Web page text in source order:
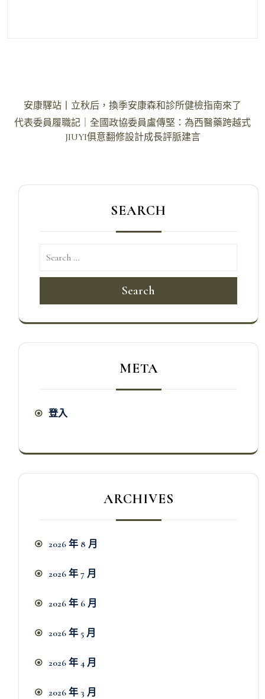
章
安康驛站丨立秋后，換季安康森和診所健檢指南來了
代表委員履職記｜全國政協委員盧傳堅：為西醫藥跨越式
JIUYI俱意翻修設計成長評脈建言
SEARCH
Search
META
登入
ARCHIVES
2026 年 8 月
2026 年 7 月
2026 年 6 月
2026 年 5 月
2026 年 4 月
2026 年 3 月